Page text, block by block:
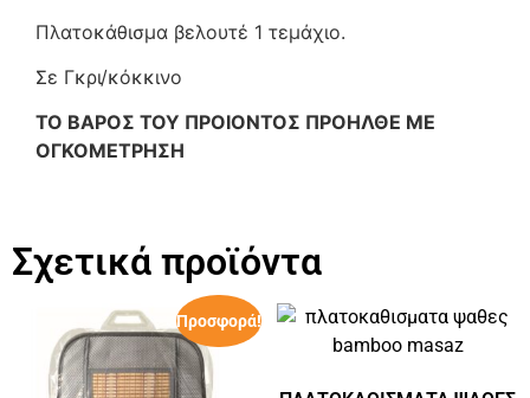
Πλατοκάθισμα βελουτέ 1 τεμάχιο.
Σε Γκρι/κόκκινο
ΤΟ ΒΑΡΟΣ ΤΟΥ ΠΡΟΙΟΝΤΟΣ ΠΡΟΗΛΘΕ ΜΕ
ΟΓΚΟΜΕΤΡΗΣΗ
Σχετικά προϊόντα
Προσφορά!